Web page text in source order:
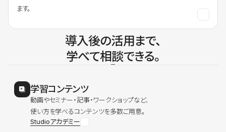
ます。
導入後の活用まで、
学べて相談できる。
学習コンテンツ
動画やセミナー・記事・ワークショップなど、
使い方を学べるコンテンツを多数ご用意。
Studioアカデミー